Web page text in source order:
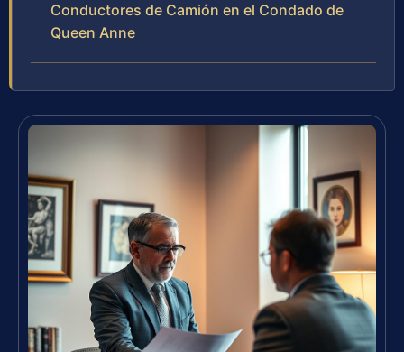
Conductores de Camión en el Condado de
Queen Anne